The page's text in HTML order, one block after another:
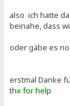
also ich hatte
beinahe, dass
oder gäbe es
erstmal Danke
thx for help